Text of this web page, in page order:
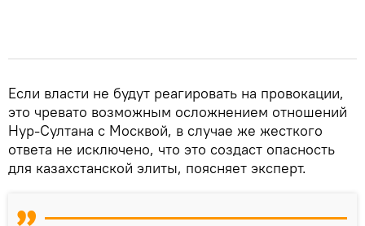
Если власти не будут реагировать на провокации,
это чревато возможным осложнением отношений
Нур-Султана с Москвой, в случае же жесткого
ответа не исключено, что это создаст опасность
для казахстанской элиты, поясняет эксперт.